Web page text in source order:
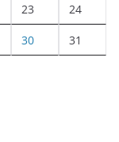
23 24
30 31